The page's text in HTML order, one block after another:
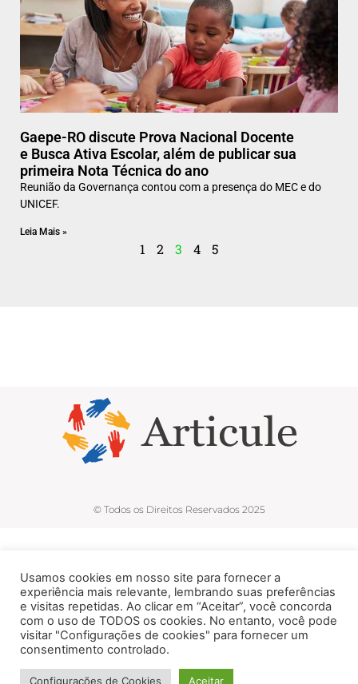
Gaepe-RO discute Prova Nacional Docente
e Busca Ativa Escolar, além de publicar sua
primeira Nota Técnica do ano
Reunião da Governança contou com a presença do MEC e do
UNICEF.
Leia Mais »
1 2 3 4 5
© Todos os Direitos Reservados 2025
Usamos cookies em nosso site para fornecer a
experiência mais relevante, lembrando suas preferências
e visitas repetidas. Ao clicar em “Aceitar”, você concorda
com o uso de TODOS os cookies. No entanto, você pode
visitar "Configurações de cookies" para fornecer um
consentimento controlado.
Configurações de Cookies Aceitar